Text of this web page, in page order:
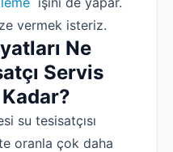
vermek isteriz.
Ne
Servis
Kadar?
su tesisatçısı
oranla çok daha